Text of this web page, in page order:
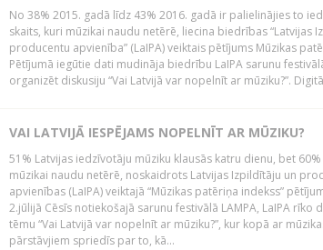
No 38% 2015. gadā līdz 43% 2016. gadā ir palielinājies to
skaits, kuri mūzikai naudu netērē, liecina biedrības “Latvijas
producentu apvienība” (LaIPA) veiktais pētījums Mūzikas
Pētījumā iegūtie dati mudināja biedrību LaIPA sarunu
organizēt diskusiju “Vai Latvijā var nopelnīt ar mūziku?”.
VAI LATVIJĀ IESPĒJAMS NOPELNĪT AR MŪZIKU?
51% Latvijas iedzīvotāju mūziku klausās katru dienu, bet 60%
mūzikai naudu netērē, noskaidrots Latvijas Izpildītāju un
apvienības (LaIPA) veiktajā “Mūzikas patēriņa indekss”
2.jūlijā Cēsīs notiekošajā sarunu festivālā LAMPA, LaIPA rīko
tēmu “Vai Latvijā var nopelnīt ar mūziku?”, kur kopā ar
pārstāvjiem spriedīs par to, kā...